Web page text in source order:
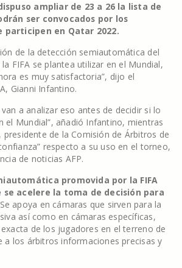
ampliar de 23 a 26 la lista de
ser convocados por los
participen en Qatar 2022.
de la detección semiautomática del
FIFA se plantea utilizar en el Mundial,
es muy satisfactoria”, dijo el
Gianni Infantino.
a analizar eso antes de decidir si lo
el Mundial”, añadió Infantino, mientras
presidente de la Comisión de Árbitros de
respecto a su uso en el torneo,
de noticias AFP.
promovida por la FIFA
acelere la toma de decisión para
Se apoya en cámaras que sirven para la
así como en cámaras específicas,
de los jugadores en el terreno de
a los árbitros informaciones precisas y